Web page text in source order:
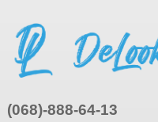
(068)-888-64-13